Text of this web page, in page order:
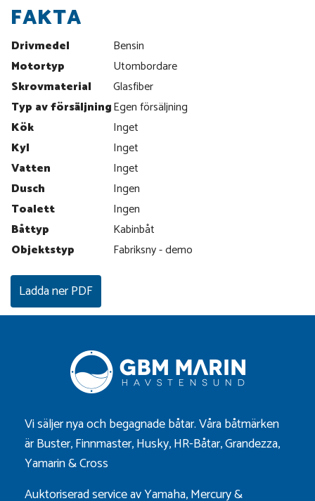
FAKTA
Drivmedel
Bensin
Motortyp
Utombordare
Skrovmaterial
Glasfiber
Typ av försäljningEgen försäljning
Kök
Inget
Kyl
Inget
Vatten
Inget
Dusch
Ingen
Toalett
Ingen
Båttyp
Kabinbåt
Objektstyp
Fabriksny - demo
Ladda ner PDF
Vi säljer nya och begagnade båtar. Våra båtmärken
ärBuster,Finnmaster,Husky,HR-Båtar,Grandezza,
Yamarin&Cross
Auktoriserad service av Yamaha, Mercury &